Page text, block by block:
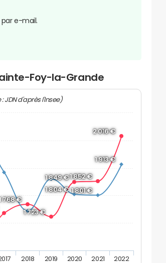
par e-mail.
Foy-la-Grande
JDN d'après l'Insee)
768 €
1 723 €
1 849 €1 852 €
2 016 €
1 804 € 1 801 €
1 913 €
2018 2019 2020 2021 2022